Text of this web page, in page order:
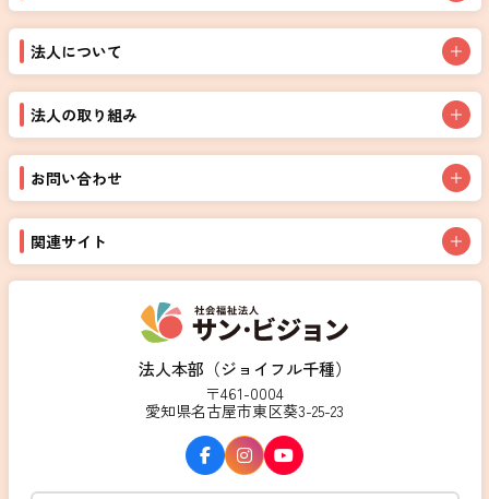
法人本部（ジョイフル千種）
〒461-0004
愛知県名古屋市東区葵3-25-23
法人について
法人の取り組み
お問い合わせ
関連サイト